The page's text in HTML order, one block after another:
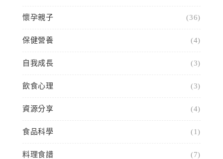
懷孕親子 (36)
保健營養 (4)
自我成長 (3)
飲食心理 (3)
資源分享 (4)
食品科學 (1)
料理食譜 (7)